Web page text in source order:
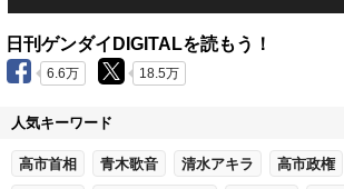
日刊ゲンダイDIGITALを読もう！
6.6万 18.5万
人気キーワード
高市首相 青木歌音 清水アキラ 高市政権